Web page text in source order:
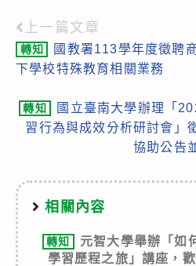
Read
more
上一篇文章
轉知
國教署113學年度徵聘
下學校特殊教育相關業務
轉知
國立臺南大學辦理「
習行為與成效分析研討會」
協助公告
相關內容
轉知
元智大學舉辦「如
學習歷程之旅」講座，